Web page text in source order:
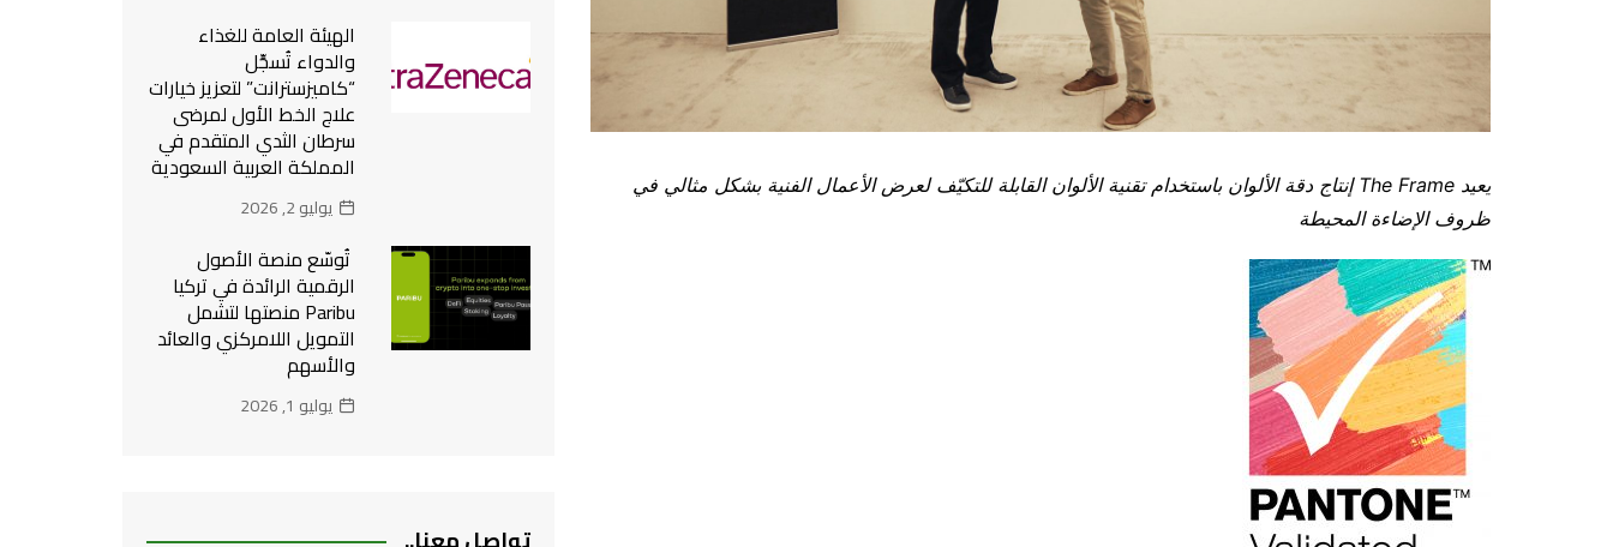
يعيد
إنتاج دقة الألوان باستخدام تقنية الألوان القابلة للتكيّف لعرض الأعمال الفنية بشكل مثالي في
ظروف الإضاءة المحيطة
الهيئة العامة للغذاء
والدواء تُسجِّل
“كاميزسترانت” لتعزيز خيارات
علاج الخط الأول لمرضى
سرطان الثدي المتقدم في
المملكة العربية السعودية
يوليو 2, 2026
تُوسّع منصة الأصول
الرقمية الرائدة في تركيا
Paribu منصتها لتشمل
التمويل اللامركزي والعائد
والأسهم
يوليو 1, 2026